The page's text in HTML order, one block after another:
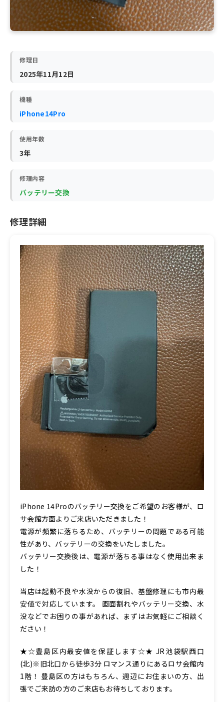
修理日
2025年11月12日
機種
iPhone14Pro
使用年数
3年
修理内容
バッテリー交換
修理詳細
iPhone 14Proのバッテリー交換をご希望のお客様が、ロ
サ会館方面よりご来店いただきました！
電源が頻繁に落ちるため、バッテリーの問題である可能
性があり、バッテリーの交換をいたしました。
バッテリー交換後は、電源が落ちる事はなく使用出来ま
した！
当店は起動不良や水没からの復旧、基盤修理にも市内最
安値で対応しています。 画面割れやバッテリー交換、水
没などでお困りの事があれば、まずはお気軽にご相談く
ださい！
★☆豊島区内最安値を保証します☆★ JR池袋駅西口
(北)※旧北口から徒歩3分 ロマンス通りにあるロサ会館内
1階！ 豊島区の方はもちろん、週辺にお住まいの方、出
張でご来訪の方のご来店もお待ちしております。